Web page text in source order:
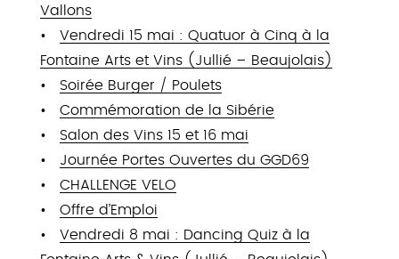
Vallons
Vendredi 15 mai : Quatuor à Cinq à la
Fontaine Arts et Vins (Jullié – Beaujolais)
Soirée Burger / Poulets
Commémoration de la Sibérie
Salon des Vins 15 et 16 mai
Journée Portes Ouvertes du GGD69
CHALLENGE VELO
Offre d’Emploi
Vendredi 8 mai : Dancing Quiz à la